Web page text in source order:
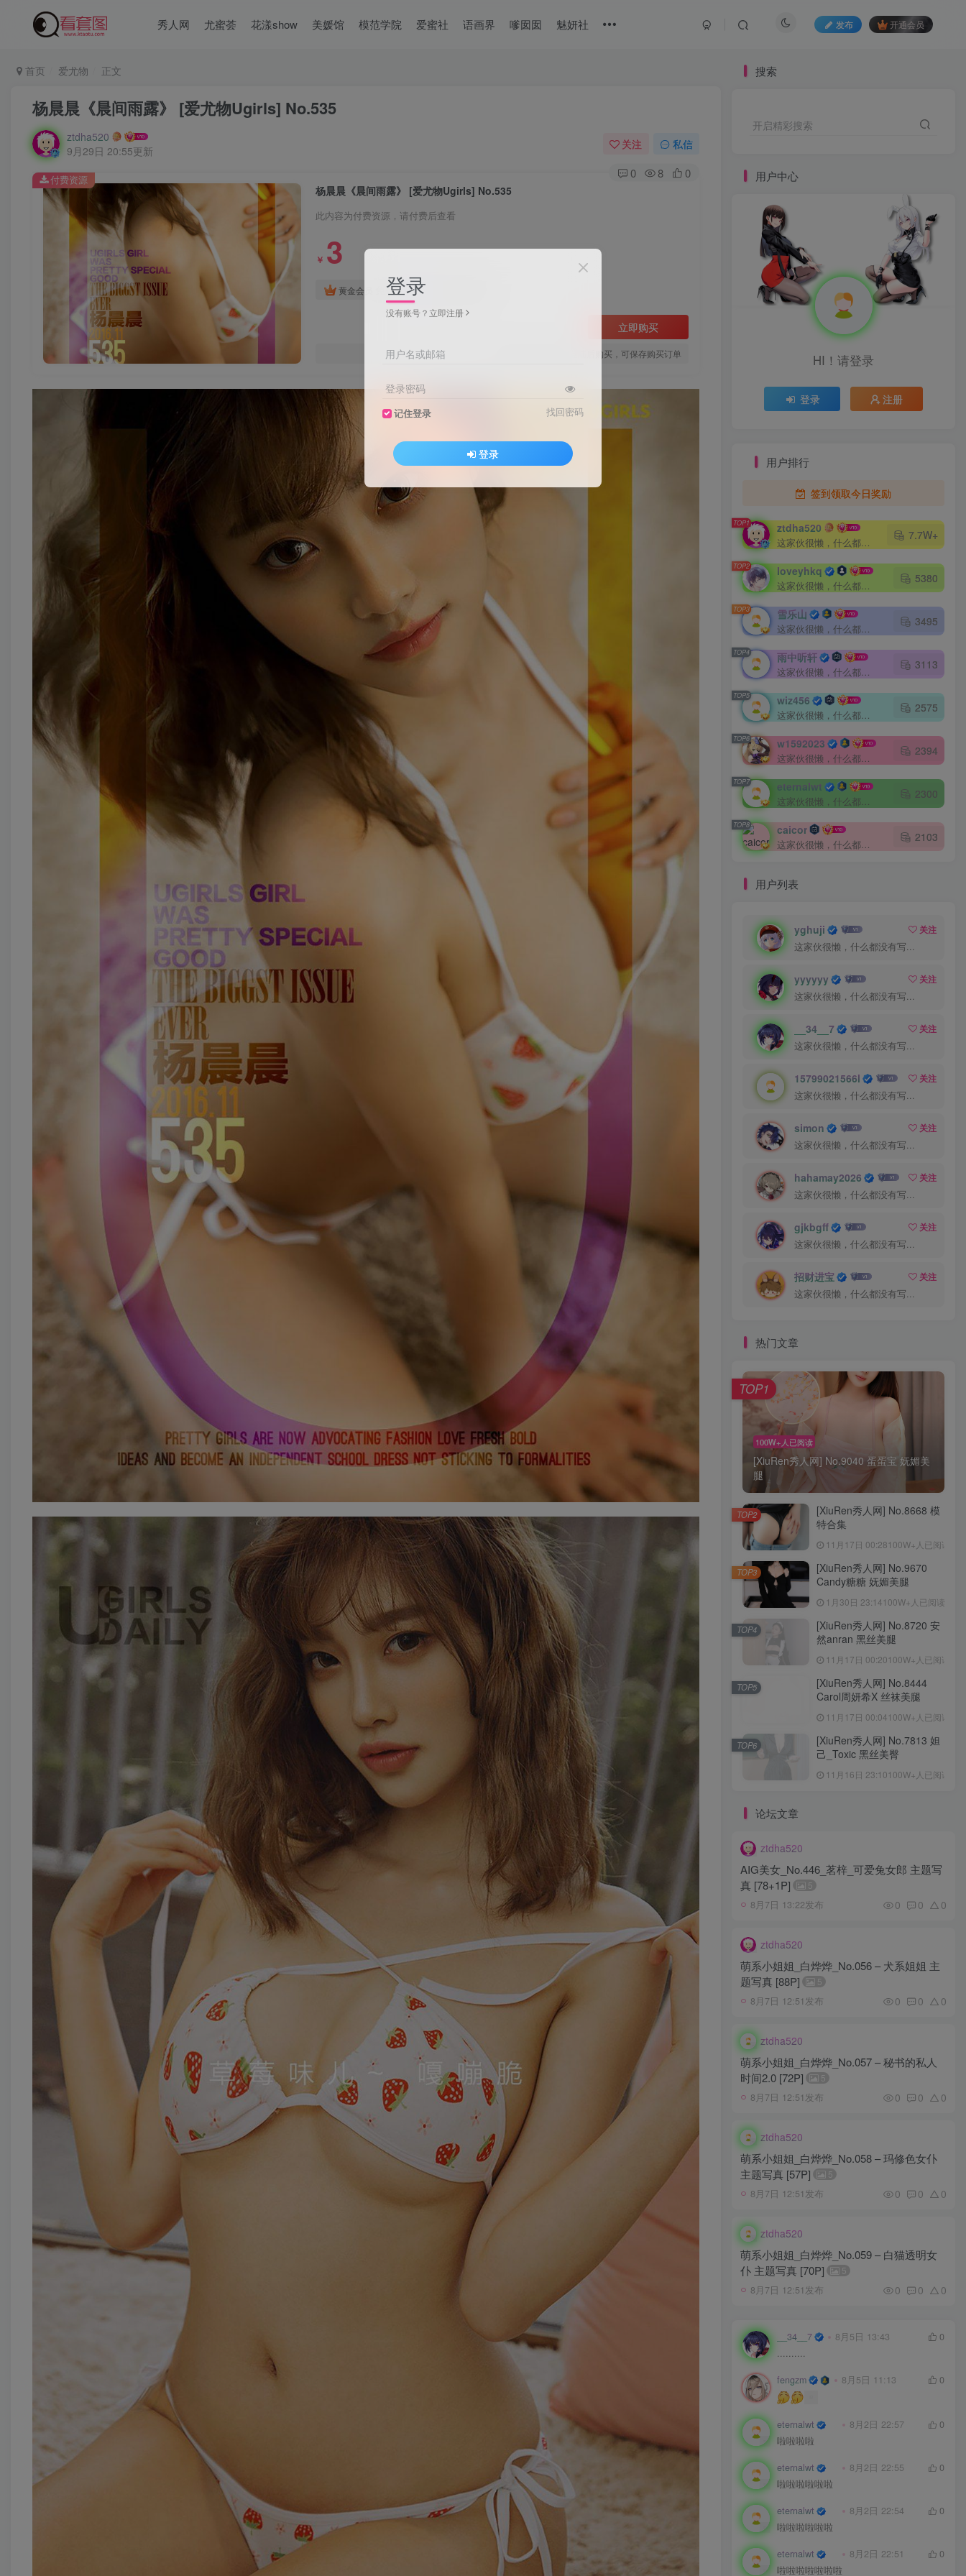
秀人网 尤蜜荟 花漾show 美媛馆 模范学院 爱蜜社 语画界 嗲囡囡 魅妍社 发布 开通会员
首页 爱尤物 正文
杨晨晨《晨间雨露》 [爱尤物Ugirls] No.535
ztdha520
9月29日 20:55更新
关注 私信
0 8 0
杨晨晨《晨间雨露》 [爱尤物Ugirls] No.535
此内容为付费资源，请付费后查看
￥ 3
黄金会员 免费
立即购买
您当前未登录！建议登陆后购买，可保存购买订单
付费资源
搜索
开启精彩搜索
用户中心
HI！请登录
登录 注册
用户排行
签到领取今日奖励
TOP1 ztdha520
这家伙很懒，什么都没有写...
7.7W+
TOP2 loveyhkq
这家伙很懒，什么都没有写...
5380
TOP3 雪乐山
这家伙很懒，什么都没有写...
3495
TOP4 雨中听轩
这家伙很懒，什么都没有写...
3113
TOP5 wiz456
这家伙很懒，什么都没有写...
2575
TOP6 w1592023
这家伙很懒，什么都没有写...
2394
TOP7 eternalwt
这家伙很懒，什么都没有写...
2300
TOP8 caicor
这家伙很懒，什么都没有写...
2103
用户列表
yghuji
关注
这家伙很懒，什么都没有写...
yyyyyy
关注
这家伙很懒，什么都没有写...
__34__7
关注
这家伙很懒，什么都没有写...
15799021566l
关注
这家伙很懒，什么都没有写...
simon
关注
这家伙很懒，什么都没有写...
hahamay2026
关注
这家伙很懒，什么都没有写...
gjkbgff
关注
这家伙很懒，什么都没有写...
招财进宝
关注
这家伙很懒，什么都没有写...
热门文章
100W+人已阅读
[XiuRen秀人网] No.9040 蛋蛋宝 妩媚美
腿
TOP1
[XiuRen秀人网] No.8668 模
特合集
11月17日 00:28 100W+人已阅读
TOP2
[XiuRen秀人网] No.9670
Candy糖糖 妩媚美腿
1月30日 23:14 100W+人已阅读
TOP3
[XiuRen秀人网] No.8720 安
然anran 黑丝美腿
11月17日 00:20 100W+人已阅读
TOP4
[XiuRen秀人网] No.8444
Carol周妍希X 丝袜美腿
11月17日 00:04 100W+人已阅读
TOP5
[XiuRen秀人网] No.7813 妲
己_Toxic 黑丝美臀
11月16日 23:10 100W+人已阅读
TOP6
论坛文章
ztdha520
AIG美女_No.446_茗梓_可爱兔女郎 主题写
真 [78+1P]
5
8月7日 13:22发布 0 0 0
ztdha520
萌系小姐姐_白烨烨_No.056 – 犬系姐姐 主
题写真 [88P]
5
8月7日 12:51发布 0 0 0
ztdha520
萌系小姐姐_白烨烨_No.057 – 秘书的私人
时间2.0 [72P]
5
8月7日 12:51发布 0 0 0
ztdha520
萌系小姐姐_白烨烨_No.058 – 玛修色女仆
主题写真 [57P]
5
8月7日 12:51发布 0 0 0
ztdha520
萌系小姐姐_白烨烨_No.059 – 白猫透明女
仆 主题写真 [70P]
5
8月7日 12:51发布 0 0 0
__34__7 8月5日 13:43
0
..........
fengzm 8月5日 11:13 0
eternalwt 8月2日 22:57
0
啦啦啦啦
eternalwt 8月2日 22:55
0
啦啦啦啦啦啦
eternalwt 8月2日 22:54
0
啦啦啦啦啦啦
eternalwt 8月2日 22:51
0
啦啦啦啦啦啦啦
登录
没有账号？立即注册
用户名或邮箱
登录密码
记住登录 找回密码
登录